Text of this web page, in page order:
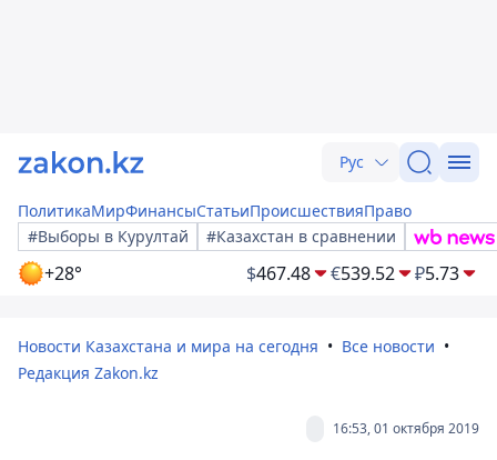
Рус
ПолитикаМирФинансыСтатьиПроисшествияПраво
#Выборы в Курултай
#Казахстан в сравнении
+28° $467.48 €539.52 ₽5.73
Новости Казахстана и мира на сегодня
Все новости
Редакция Zakon.kz
16:53, 01 октября 2019